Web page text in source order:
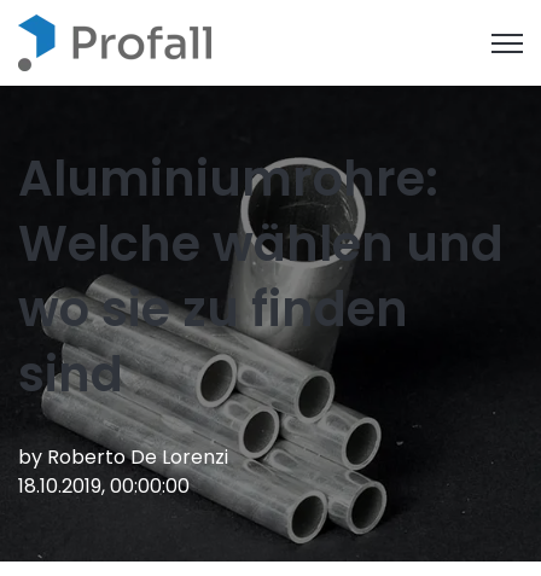
Aluminiumrohre:
Welche wählen und
wo sie zu finden
sind
by Roberto De Lorenzi
18.10.2019, 00:00:00